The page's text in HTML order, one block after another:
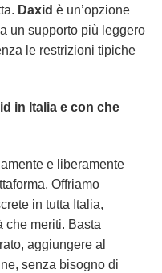
Daxid è un’opzione
un supporto più leggero
le restrizioni tipiche
in Italia e con che
e liberamente
Offriamo
in tutta Italia,
che meriti. Basta
aggiungere al
senza bisogno di